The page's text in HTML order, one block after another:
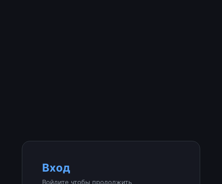
Вход
Войдите чтобы продолжить